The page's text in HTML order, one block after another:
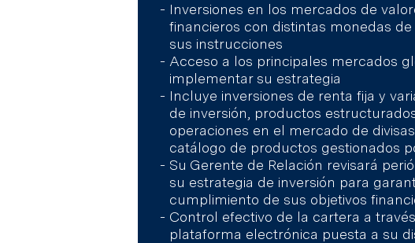
Inversiones en los mercados de
financieros con distintas monedas
sus instrucciones
Acceso a los principales mercados
implementar su estrategia
Incluye inversiones de renta fija y
de inversión, productos
operaciones en el mercado de
catálogo de productos gestionados
Su Gerente de Relación revisará
su estrategia de inversión para
cumplimiento de sus objetivos
Control efectivo de la cartera a
plataforma electrónica puesta a su